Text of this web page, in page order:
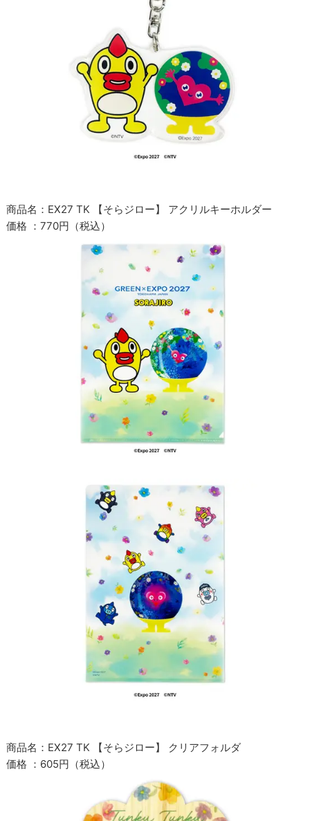
商品名：EX27 TK 【そらジロー】 アクリルキーホルダー
価格 ：770円（税込）
商品名：EX27 TK 【そらジロー】 クリアフォルダ
価格 ：605円（税込）